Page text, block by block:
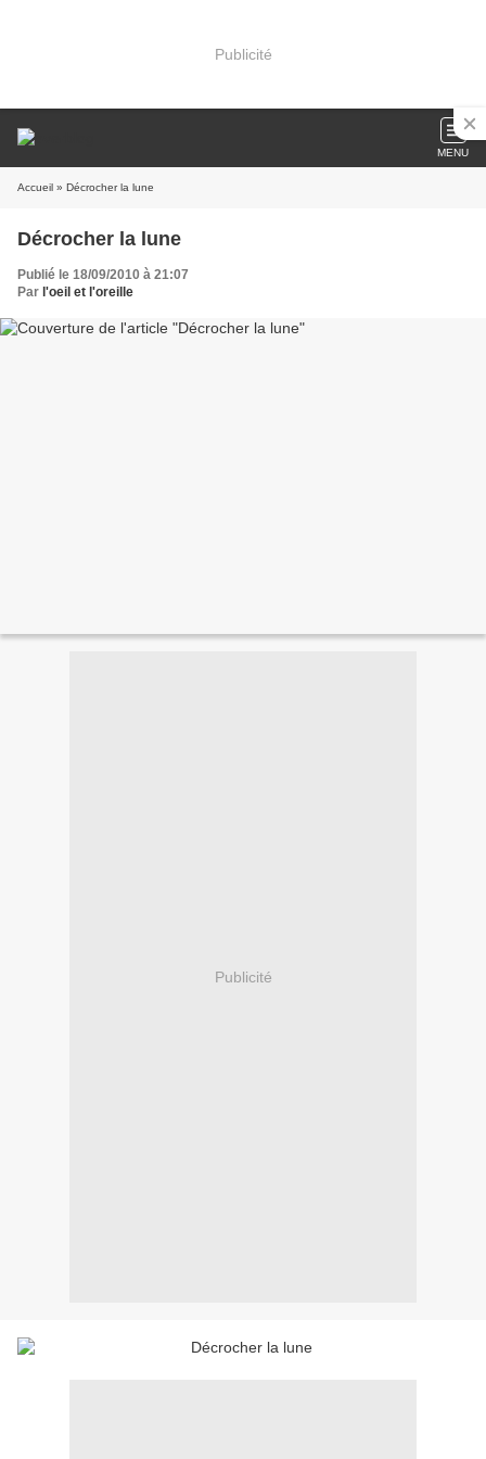
Publicité
MENU
Accueil » Décrocher la lune
Décrocher la lune
Publié le 18/09/2010 à 21:07
Par l'oeil et l'oreille
Publicité